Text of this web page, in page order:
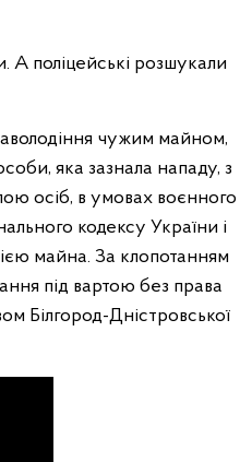
А поліцейські розшукали
чужим майном,
яка зазнала нападу, з
осіб, в умовах воєнного
кодексу України і
майна. За клопотанням
під вартою без права
Білгород-Дністровської